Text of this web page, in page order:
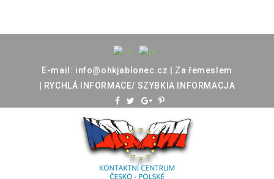
E-mail: info@ohkjablonec.cz Za řemeslem
RYCHLÁ INFORMACE/ SZYBKIA INFORMACJA